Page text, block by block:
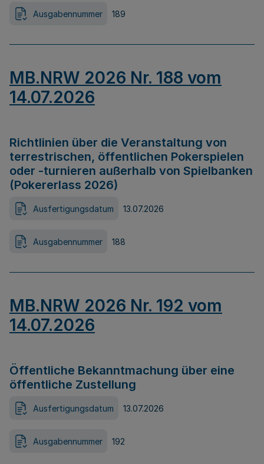
Ausgabennummer 189
MB.NRW 2026 Nr. 188 vom
14.07.2026
Richtlinien über die Veranstaltung von
terrestrischen, öffentlichen Pokerspielen
oder -turnieren außerhalb von Spielbanken
(Pokererlass 2026)
Ausfertigungsdatum 13.07.2026
Ausgabennummer 188
MB.NRW 2026 Nr. 192 vom
14.07.2026
Öffentliche Bekanntmachung über eine
öffentliche Zustellung
Ausfertigungsdatum 13.07.2026
Ausgabennummer 192